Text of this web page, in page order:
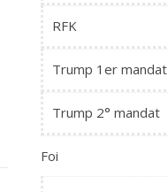
RFK
Trump 1er mandat
Trump 2° mandat
Foi